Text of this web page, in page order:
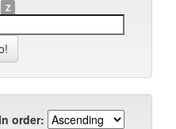
Z
In order: